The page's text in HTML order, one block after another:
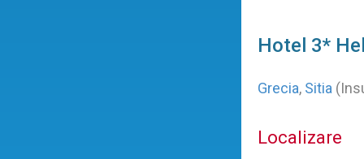
Hotel 3*
Grecia, Sitia
Localizare